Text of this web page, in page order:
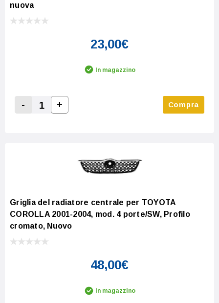
nuova
23,00€
In magazzino
Decrease Quantity:
-
Increase Quantity:
+ Compra
Griglia del radiatore centrale per TOYOTA
COROLLA 2001-2004, mod. 4 porte/SW, Profilo
cromato, Nuovo
48,00€
In magazzino